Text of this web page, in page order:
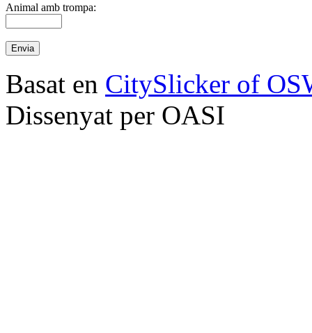
Animal amb trompa:
Basat en CitySlicker of
Dissenyat per OASI